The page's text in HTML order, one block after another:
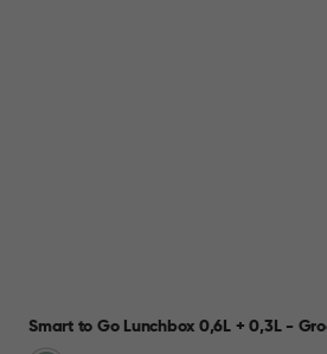
Smart to Go Lunchbox 0,6L + 0,3L -